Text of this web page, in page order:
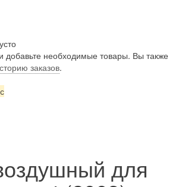
добавьте необходимые товары. Вы также
заказов.
для